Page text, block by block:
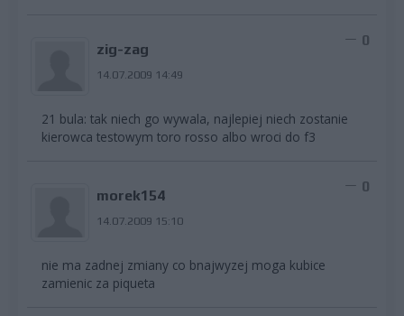
zig-zag
14.07.2009 14:49
0
21 bula: tak niech go wywala, najlepiej niech zostanie
kierowca testowym toro rosso albo wroci do f3
morek154
14.07.2009 15:10
0
nie ma zadnej zmiany co bnajwyzej moga kubice
zamienic za piqueta